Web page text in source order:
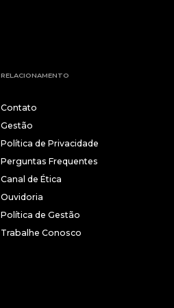
RELACIONAMENTO
Contato
Gestão
Política de Privacidade
Perguntas Frequentes
Canal de Ética
Ouvidoria
Política de Gestão
Trabalhe Conosco